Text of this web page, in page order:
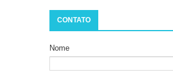
CONTATO
Nome